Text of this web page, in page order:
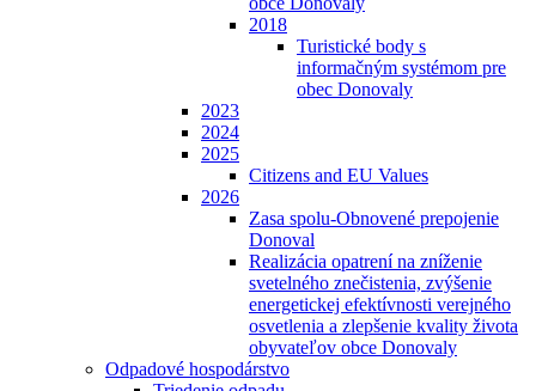
2018
Turistické body s
informačným systémom pre
obec Donovaly
2023
2024
2025
Citizens and EU Values
2026
Zasa spolu-Obnovené prepojenie
Donoval
Realizácia opatrení na zníženie
svetelného znečistenia, zvýšenie
energetickej efektívnosti verejného
osvetlenia a zlepšenie kvality života
obyvateľov obce Donovaly
Odpadové hospodárstvo